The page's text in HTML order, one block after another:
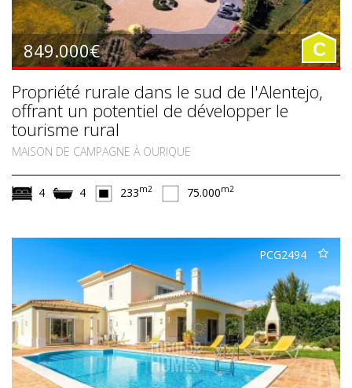
849.000€ C
Propriété rurale dans le sud de l'Alentejo,
offrant un potentiel de développer le
tourisme rural
MAISON DE CAMPAGNE À OURIQUE
4 4 233m2 75.000m2
PCG2494